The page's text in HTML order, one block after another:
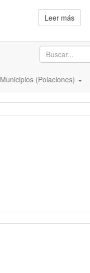
Leer más
Municipios (Polaciones)